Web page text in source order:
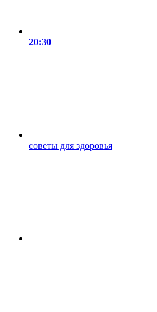
20:30
советы для здоровья